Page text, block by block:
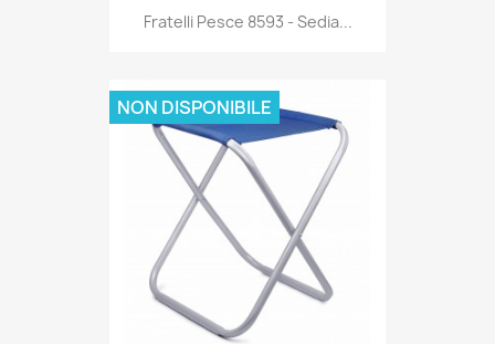
Anteprima
Fratelli Pesce 8593 - Sedia...
NON DISPONIBILE